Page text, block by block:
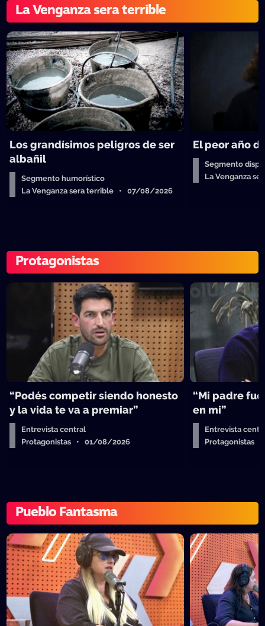
La Venganza sera terrible
Los grandísimos peligros de ser
albañil
Segmento humorístico
La Venganza sera terrible • 07/08/2026
El peor año
Segmento
La Venganza
Protagonistas
“Podés competir siendo honesto
y la vida te va a premiar”
Entrevista central
Protagonistas • 01/08/2026
“Mi padre
en mi”
Entrevista
Protagonistas
Pueblo Fantasma